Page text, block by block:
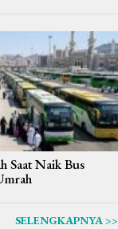
Saat Naik Bus
SELENGKAPNYA >>